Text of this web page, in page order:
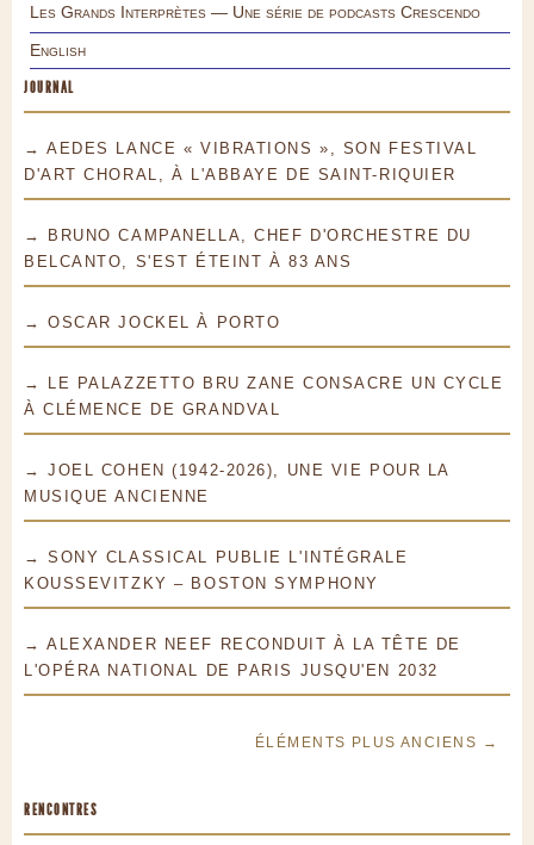
Les Grands Interprètes — Une série de podcasts Crescendo
English
JOURNAL
→ AEDES LANCE « VIBRATIONS », SON FESTIVAL
D'ART CHORAL, À L'ABBAYE DE SAINT-RIQUIER
→ BRUNO CAMPANELLA, CHEF D'ORCHESTRE DU
BELCANTO, S'EST ÉTEINT À 83 ANS
→ OSCAR JOCKEL À PORTO
→ LE PALAZZETTO BRU ZANE CONSACRE UN CYCLE
À CLÉMENCE DE GRANDVAL
→ JOEL COHEN (1942-2026), UNE VIE POUR LA
MUSIQUE ANCIENNE
→ SONY CLASSICAL PUBLIE L'INTÉGRALE
KOUSSEVITZKY – BOSTON SYMPHONY
→ ALEXANDER NEEF RECONDUIT À LA TÊTE DE
L'OPÉRA NATIONAL DE PARIS JUSQU'EN 2032
ÉLÉMENTS PLUS ANCIENS →
RENCONTRES